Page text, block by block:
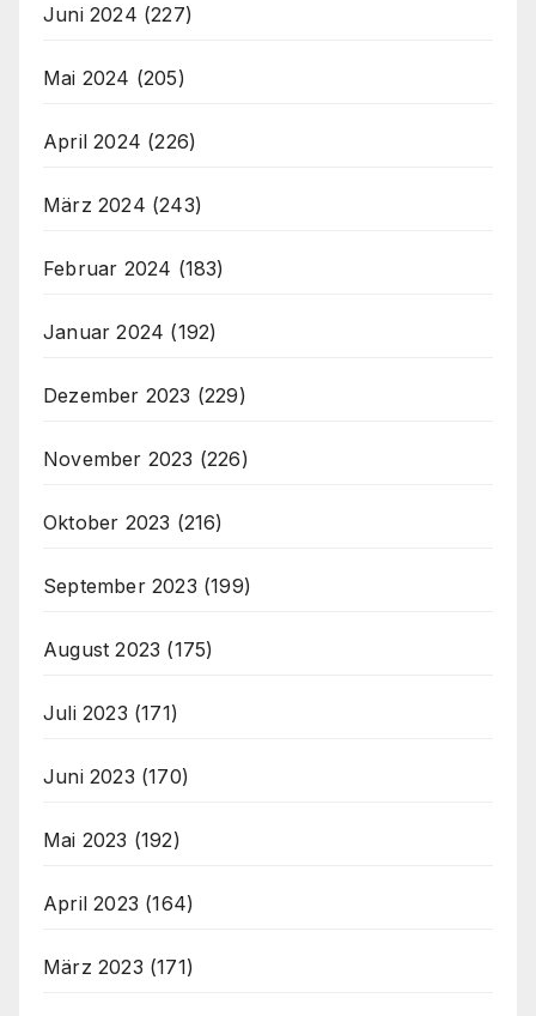
Juni 2024 (227)
Mai 2024 (205)
April 2024 (226)
März 2024 (243)
Februar 2024 (183)
Januar 2024 (192)
Dezember 2023 (229)
November 2023 (226)
Oktober 2023 (216)
September 2023 (199)
August 2023 (175)
Juli 2023 (171)
Juni 2023 (170)
Mai 2023 (192)
April 2023 (164)
März 2023 (171)